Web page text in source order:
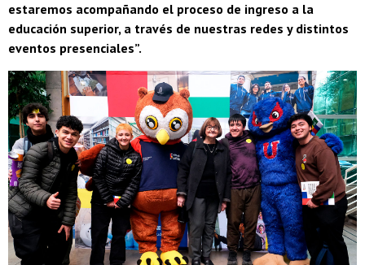
estaremos acompañando el proceso de ingreso a la
educación superior, a través de nuestras redes y distintos
eventos presenciales”.